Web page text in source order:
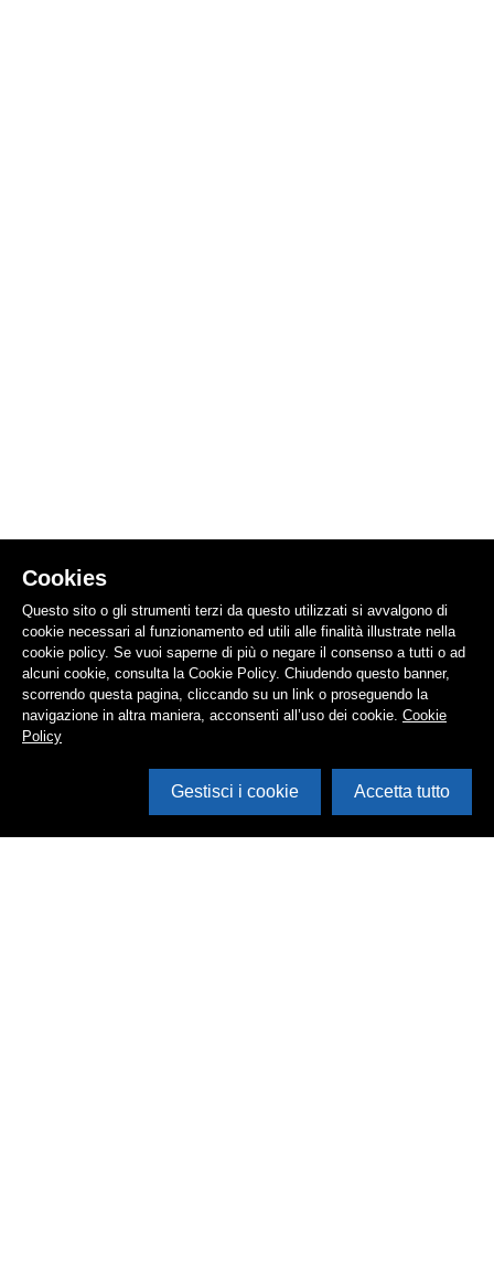
Cookies
Questo sito o gli strumenti terzi da questo utilizzati si avvalgono di
cookie necessari al funzionamento ed utili alle finalità illustrate nella
cookie policy. Se vuoi saperne di più o negare il consenso a tutti o ad
alcuni cookie, consulta la Cookie Policy. Chiudendo questo banner,
scorrendo questa pagina, cliccando su un link o proseguendo la
navigazione in altra maniera, acconsenti all’uso dei cookie. Cookie
Policy
Gestisci i cookie Accetta tutto